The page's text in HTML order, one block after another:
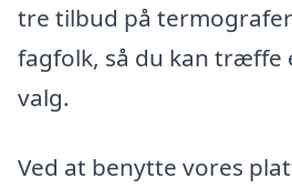
tre tilbud på
fagfolk, så du kan træffe
valg.
Ved at benytte vores